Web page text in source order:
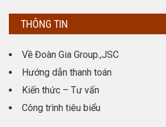
THÔNG TIN
Về Đoàn Gia Group.,JSC
Hướng dẫn thanh toán
Kiến thức – Tư vấn
Công trình tiêu biểu